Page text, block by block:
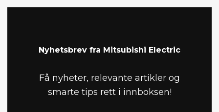
Nyhetsbrev fra Mitsubishi Electric
Få nyheter, relevante artikler og
smarte tips rett i innboksen!